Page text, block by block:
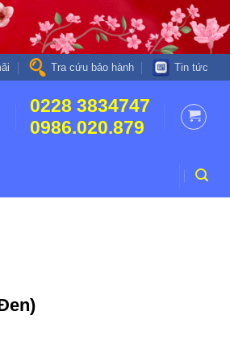
Tra cứu bảo hành Tin tức
0228 3834747
0986.020.879